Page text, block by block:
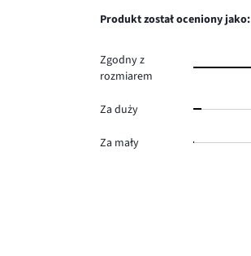
3.
głosów
Produkt został oceniony jako:
Zgodny z
rozmiarem
Za duży
Za mały